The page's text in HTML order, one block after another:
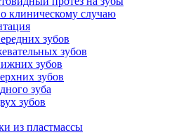
клиническому случаю
зубов
зубов
зубов
зубов
зуба
зубов
из пластмассы